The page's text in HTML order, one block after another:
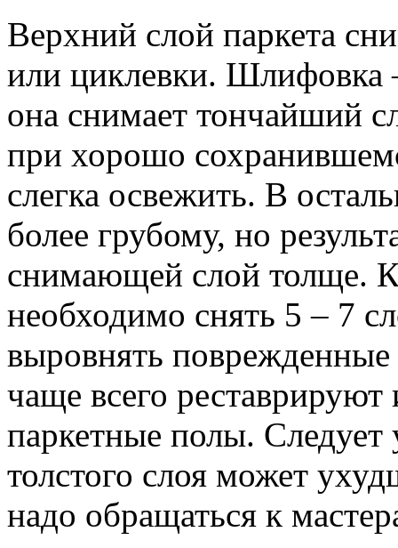
Верхний слой паркета
или циклевки. Шлифовка
она снимает тончайший
при хорошо
слегка освежить. В
более грубому, но
снимающей слой толще.
необходимо снять 5 – 7
выровнять
чаще всего
паркетные полы. Следует
толстого слоя может
надо обращаться к